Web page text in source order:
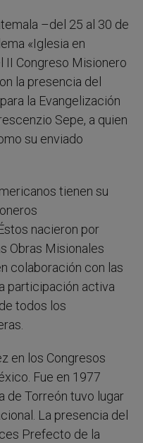
–del 25 al 30 de
«Iglesia en
II Congreso Misionero
la presencia del
la Evangelización
Sepe, a quien
su enviado
tienen su
nacieron por
Obras Misionales
colaboración con las
participación activa
todos los
en los Congresos
Fue en 1977
de Torreón tuvo lugar
La presencia del
Prefecto de la